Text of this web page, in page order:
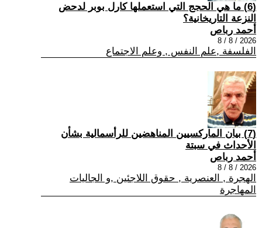
(6) ما هي الحجج التي استعملها كارل بوبر لدحض
النزعة التاريخانية؟
أحمد رباص
2026 / 8 / 8
الفلسفة ,علم النفس , وعلم الاجتماع
(7) بيان الماركسيين المناهضين للرأسمالية بشأن
الأحداث في سبتة
أحمد رباص
2026 / 8 / 8
الهجرة , العنصرية , حقوق اللاجئين ,و الجاليات
المهاجرة